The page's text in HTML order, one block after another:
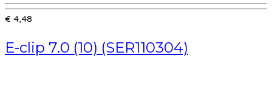
€ 4,48
E-clip 7.0 (10) (SER110304)